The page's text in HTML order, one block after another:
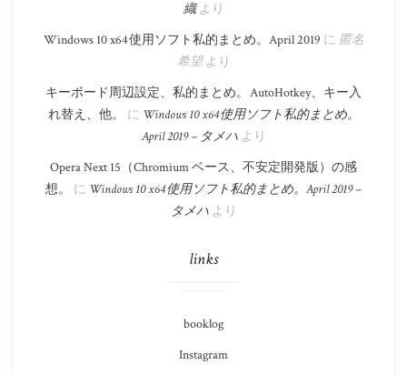
織より
Windows 10 x64 使用ソフト私的まとめ。​April 2019 に 匿名
希望より
キーボード周辺設定、私的まとめ。 AutoHotkey、キー入
れ替え、他。
に Windows 10 x64 使用ソフト私的まとめ。​
April 2019 – タメハより
Opera Next 15（Chromium ベース、不安定開発版）の感
想。
に Windows 10 x64 使用ソフト私的まとめ。​April 2019 –
タメハより
links
booklog
Instagram